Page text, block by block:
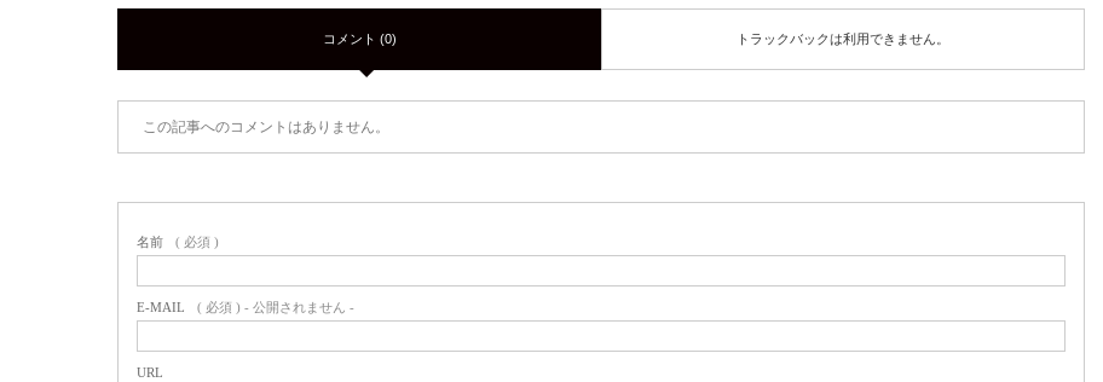
コメント (0) トラックバックは利用できません。
この記事へのコメントはありません。
名前 ( 必須 )
E-MAIL ( 必須 ) - 公開されません -
URL